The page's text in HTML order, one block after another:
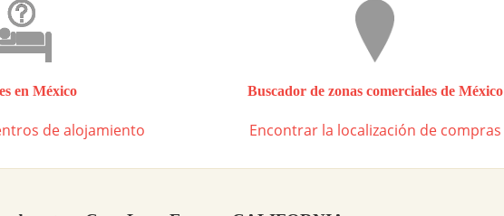
en México
de alojamiento
Buscador de zonas comerciales de México
Encontrar la localización de compras